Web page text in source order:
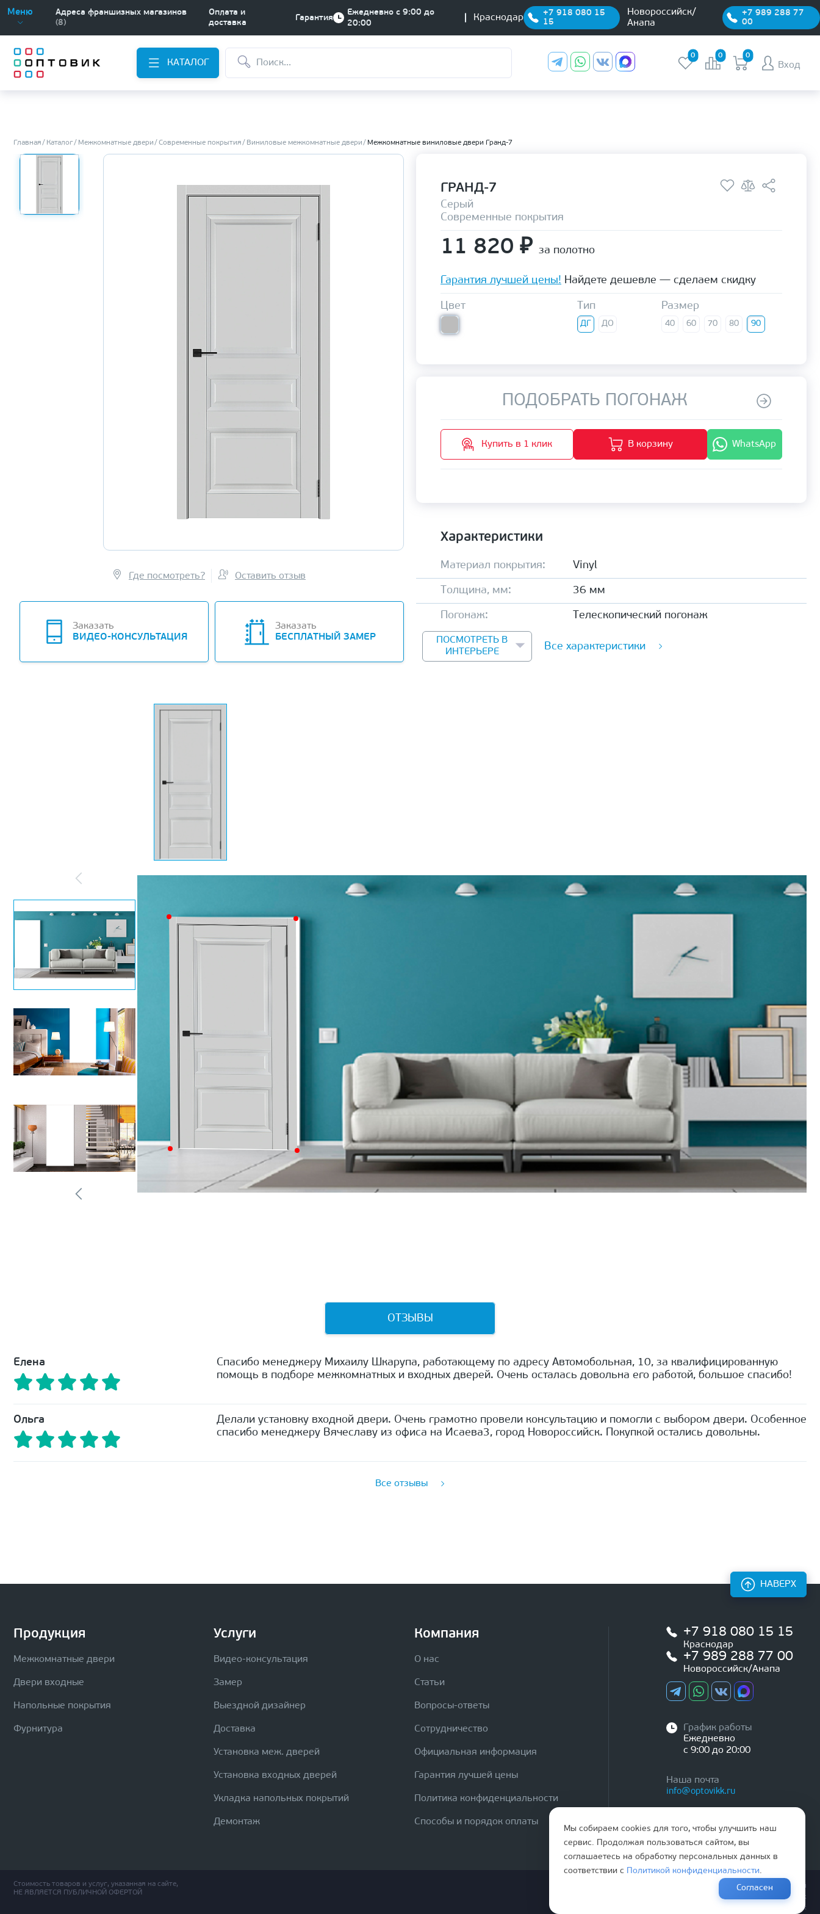
Меню
Адреса франшизных магазинов
(8)
Оплата и
доставка
Гарантия
Ежедневно с 9:00 до
20:00
Краснодар
+7 918 080 15
15
Новороссийск/
Анапа
+7 989 288 77
00
КАТАЛОГ
0 0 0
Вход
Главная Каталог Межкомнатные двери Современные покрытия Виниловые межкомнатные двери Межкомнатные виниловые двери Гранд-7
Где посмотреть? Оставить отзыв
Заказать
ВИДЕО-КОНСУЛЬТАЦИЯ
Заказать
БЕСПЛАТНЫЙ ЗАМЕР
ГРАНД-7
Серый
Современные покрытия
11 820 ₽ за полотно
Гарантия лучшей цены! Найдете дешевле — сделаем скидку
Цвет Тип
ДГ ДО
Размер
40 60 70 80 90
ПОДОБРАТЬ ПОГОНАЖ
Купить в 1 клик В корзину WhatsApp
Характеристики
Материал покрытия: Vinyl
Толщина, мм: 36 мм
Погонаж: Телескопический погонаж
ПОСМОТРЕТЬ В
ИНТЕРЬЕРЕ
Все характеристики
ОТЗЫВЫ
Елена
Спасибо менеджеру Михаилу Шкарупа, работающему по адресу Автомобольная, 10, за квалифицированную
помощь в подборе межкомнатных и входных дверей. Очень осталась довольна его работой, большое спасибо!
Ольга
Делали установку входной двери. Очень грамотно провели консультацию и помогли с выбором двери. Особенное
спасибо менеджеру Вячеславу из офиса на Исаева3, город Новороссийск. Покупкой остались довольны.
Все отзывы
Продукция
Межкомнатные двери
Двери входные
Напольные покрытия
Фурнитура
Услуги
Видео-консультация
Замер
Выездной дизайнер
Доставка
Установка меж. дверей
Установка входных дверей
Укладка напольных покрытий
Демонтаж
Компания
О нас
Статьи
Вопросы-ответы
Сотрудничество
Официальная информация
Гарантия лучшей цены
Политика конфиденциальности
Способы и порядок оплаты
+7 918 080 15 15
Краснодар
+7 989 288 77 00
Новороссийск/Анапа
График работы
Ежедневно
с 9:00 до 20:00
Наша почта
info@optovikk.ru
НАВЕРХ
Стоимость товаров и услуг, указанная на сайте,
НЕ ЯВЛЯЕТСЯ ПУБЛИЧНОЙ ОФЕРТОЙ
Правила эксплутации входных и межкомнатных дверей
Политика обработки персональных данных
Согласие на обработку персональных данных
Мы собираем cookies для того, чтобы улучшить наш
сервис. Продолжая пользоваться сайтом, вы
соглашаетесь на обработку персональных данных в
соответствии с
Политикой конфиденциальности.
Согласен